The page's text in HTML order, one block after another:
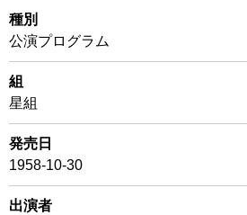
種別
公演プログラム
組
星組
発売日
1958-10-30
出演者